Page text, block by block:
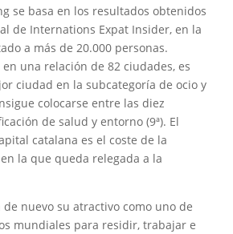
se basa en los resultados obtenidos
de Internations Expat Insider, en la
a más de 20.000 personas.
una relación de 82 ciudades, es
ciudad en la subcategoría de ocio y
colocarse entre las diez
de salud y entorno (9ª). El
catalana es el coste de la
la que queda relegada a la
nuevo su atractivo como uno de
mundiales para residir, trabajar e